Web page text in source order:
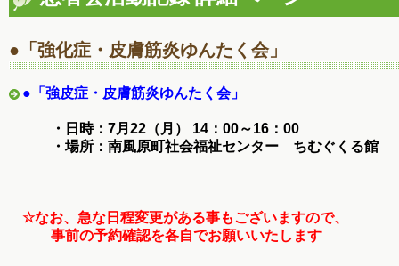
●「強化症・皮膚筋炎ゆんたく会」
●「強皮症・皮膚筋炎ゆんたく会」
・日時：7月22（月） 14：00～16：00
・場所：南風原町社会福祉センター ちむぐくる館
☆なお、急な日程変更がある事もございますので、
事前の予約確認を各自でお願いいたします